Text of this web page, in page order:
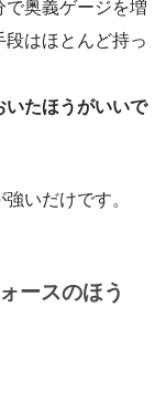
奥義ゲージを増
はほとんど持っ
いたほうがいいで
いだけです。
ースのほう